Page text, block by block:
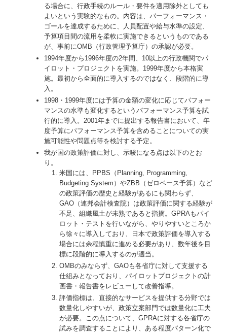
る場合に、行政手続のルール・要件を適用除外としても
よいという実験的なもの。内容は、パーフォーマンス・
ゴールを達成するために、人員配置や給与水準の設定、
予算項目間の流用を柔軟に実施できるというものである
が、事前にOMB（行政管理予算庁）の承認が必要。
1994年度から1996年度の2年間、10以上の行政機関でパ
イロット・プロジェクトを実施。1999年度から本格実
施。最初から全面的に導入するのではなく、段階的に導
入。
1998・1999年度には予算の金額の変化に応じてパフォー
マンスの水準も変化するというパフォーマンス予算を試
行的に導入。2001年までに提出する報告書において、年
度予算にパフォーマンス予算を含めることについての実
施可能性や問題点等を検討する予定。
我が国の政策評価に対し、示唆になる点は以下のとお
り。
米国には、PPBS（Planning, Programming,
Budgeting System）やZBB（ゼロベース予算）など
の政策評価の歴史と経験があるにも関わらず、
GAO（連邦会計検査院）は政策評価に関する経験が
不足、組織風土が未熟であると指摘。GPRAもパイ
ロット・テストを行いながら、やりやすいところか
ら徐々に導入しており、日本で政策評価を導入する
場合には余程慎重に進める必要があり、数年後を目
標に段階的に導入するのが適当。
OMBのみならず、GAOも各省庁に対して支援する
仕組みとなっており、パイロットプロジェクトの計
画書・報告書をレビューして改善指導。
評価指標は、直接的なサービスを提供する分野では
数量化しやすいが、政策立案部門では数量化に工夫
が必要。この点について、GPRAに対する各省庁の
試みを調査することにより、ある程度パターン化で